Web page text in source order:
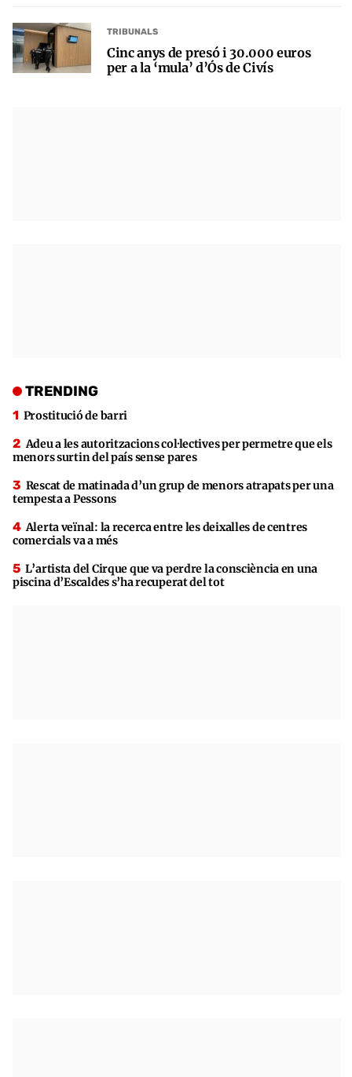
TRIBUNALS
Cinc anys de presó i 30.000 euros
per a la ‘mula’ d’Ós de Civís
TRENDING
Prostitució de barri
Adeu a les autoritzacions col·lectives per permetre que els
menors surtin del país sense pares
Rescat de matinada d’un grup de menors atrapats per una
tempesta a Pessons
Alerta veïnal: la recerca entre les deixalles de centres
comercials va a més
L’artista del Cirque que va perdre la consciència en una
piscina d’Escaldes s’ha recuperat del tot